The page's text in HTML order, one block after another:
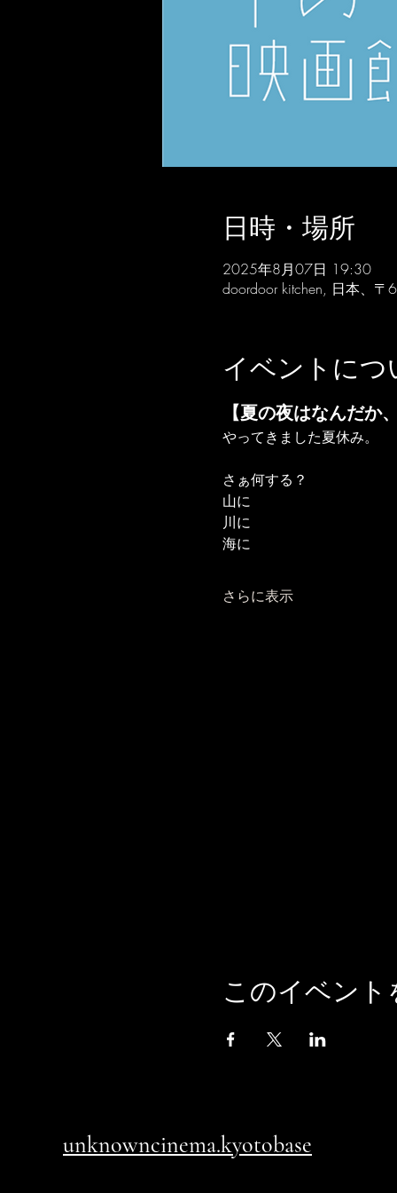
日時・場所
2025年8月07日 19:30
doordoor kitchen, 日本、
イベントにつ
【夏の夜はなんだか
やってきました夏休み。
さぁ何する？
山に
川に
海に
さらに表示
このイベント
unknowncinema.kyotobase